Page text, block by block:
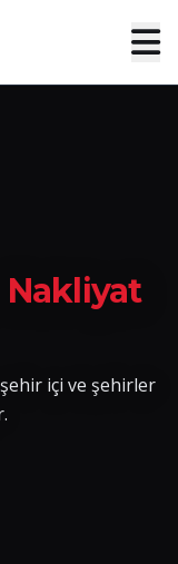
Nakliyat
içi ve şehirler